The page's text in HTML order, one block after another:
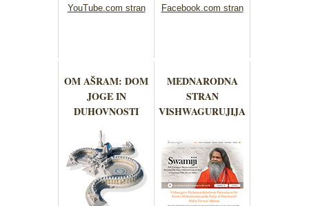
YouTube.com stran Facebook.com stran
OM AŠRAM: DOM
JOGE IN
DUHOVNOSTI
MEDNARODNA
STRAN
VISHWAGURUJIJA